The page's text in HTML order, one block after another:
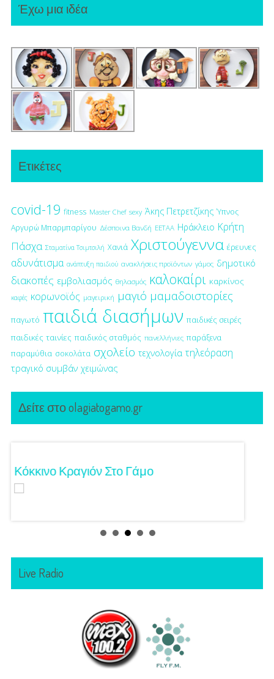
Έχω μια ιδέα
Ετικέτες
covid-19 fitness Master Chef sexy Άκης Πετρετζίκης Ύπνος
Αργυρώ Μπαρμπαρίγου Δέσποινα Βανδή ΕΕΤΑΑ Ηράκλειο Κρήτη
Πάσχα Σταματίνα Τσιμτσιλή Χανιά Χριστούγεννα έρευνες
αδυνάτισμα ανάπτυξη παιδιού ανακλήσεις προϊόντων γάμος δημοτικό
διακοπές εμβολιασμός θηλασμός καλοκαίρι καρκίνος
καφές κορωνοϊός μαγειρική μαγιό μαμαδοιστορίες
παγωτό παιδιά διασήμων παιδικές σειρές
παιδικές ταινίες παιδικός σταθμός πανελλήνιες παράξενα
παραμύθια σοκολάτα σχολείο τεχνολογία τηλεόραση
τραγικό συμβάν χειμώνας
Δείτε στο olagiatogamo.gr
Κόκκινο Κραγιόν Στο Γάμο
Live Radio